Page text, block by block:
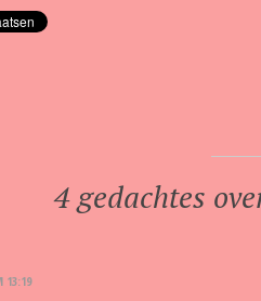
4 gedachtes
13:19